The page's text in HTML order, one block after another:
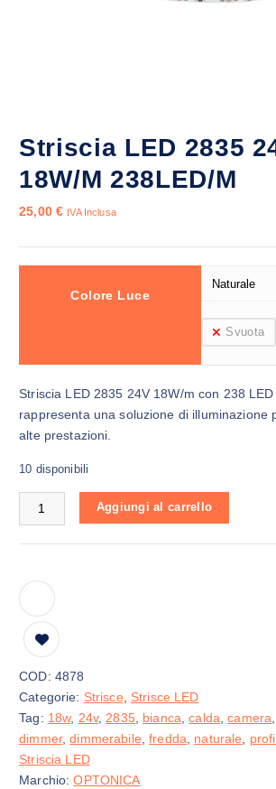
Striscia LED 2835
18W/M 238LED/M
25,00 € IVA Inclusa
Colore Luce
Svuota
Striscia LED 2835 24V 18W/m con 238
rappresenta una soluzione di illuminazione
alte prestazioni.
10 disponibili
Striscia LED 2835 24V 18W/M 238LED/M
Aggiungi al carrello
COD: 4878
Categorie: Strisce
Strisce LED
Tag: 18w, 24v, 2835, bianca ,calda ,camera
dimmer,dimmerabile ,fredda naturale
Striscia LED
Marchio:OPTONICA